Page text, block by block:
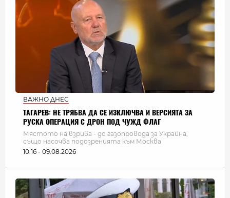
ВАЖНО ДНЕС
ТАГАРЕВ: НЕ ТРЯБВА ДА СЕ ИЗКЛЮЧВА И ВЕРСИЯТА ЗА
РУСКА ОПЕРАЦИЯ С ДРОН ПОД ЧУЖД ФЛАГ
Мястото на взрива - до газопровода за Украйна,
също насочва подозренията към Москва
10:16 - 09.08.2026